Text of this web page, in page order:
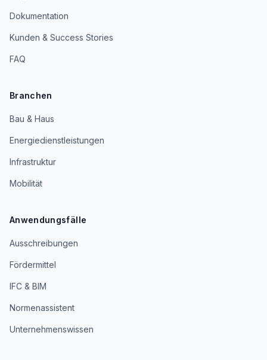
Dokumentation
Kunden & Success Stories
FAQ
Branchen
Bau & Haus
Energiedienstleistungen
Infrastruktur
Mobilität
Anwendungsfälle
Ausschreibungen
Fördermittel
IFC & BIM
Normenassistent
Unternehmenswissen